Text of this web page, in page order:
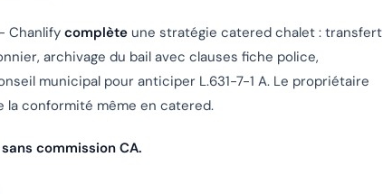
Chanlifycomplète une stratégie catered chalet : transfert
archivage du bail avec clauses fiche police,
municipal pour anticiper L.631-7-1 A. Le propriétaire
conformité même en catered.
commission CA.